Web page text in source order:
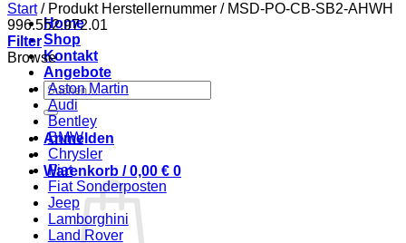
Home
Shop
Kontakt
Angebote
Suchen
nach:
Anmelden
Warenkorb /0,00 € 0
Start /Produkt Herstellernummer /MSD-PO-CB-SB2-AHWH
996.552.972.01
Filter
Browse
Aston Martin
Audi
Bentley
BMW
Chrysler
Fiat
Fiat Sonderposten
Jeep
Lamborghini
Land Rover